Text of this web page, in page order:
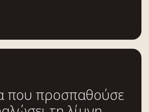
που προσπαθούσε